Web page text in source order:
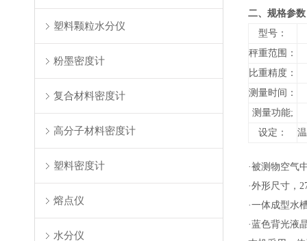
塑料颗粒水分仪
粉墨密度计
复合材料密度计
高分子材料密度计
塑料密度计
熔点仪
水分仪
二、规格参
型号：
秤重范围：
比重精度：
测量时间：
测量功能;
设定：
·被测物空气
·外形尺寸，
·一体成型水
·蓝色背光液